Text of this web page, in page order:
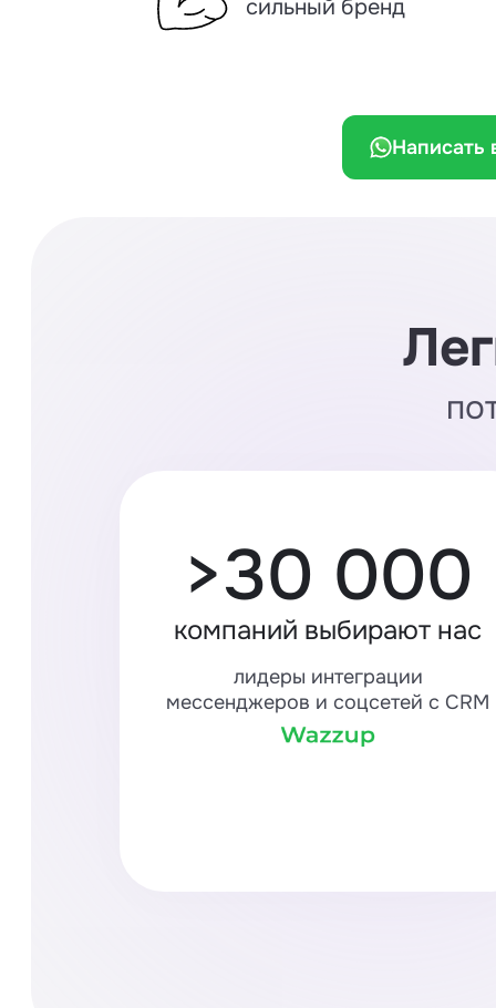
сильный бренд
Написать
>30 000
компаний выбирают нас
лидеры интеграции
мессенджеров и соцсетей с CRM